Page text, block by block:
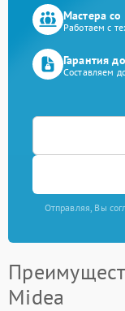
Мастера со
Работаем с
Гарантия
Составляем
Отправляя, Вы
Midea